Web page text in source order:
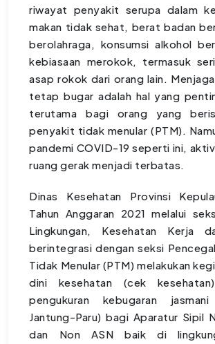
riwayat penyakit serupa dalam
makan tidak sehat, berat badan
berolahraga, konsumsi alkohol
kebiasaan merokok, termasuk
asap rokok dari orang lain.
tetap bugar adalah hal yang
terutama bagi orang yang
penyakit tidak menular (PTM).
pandemi COVID-19 seperti ini,
ruang gerak menjadi terbatas.
Dinas Kesehatan Provinsi
Tahun Anggaran 2021 melalui
Lingkungan, Kesehatan Kerja
berintegrasi dengan seksi
Tidak Menular (PTM) melakukan
dini kesehatan (cek
pengukuran kebugaran jasmani
Jantung-Paru) bagi Aparatur Sipil
dan Non ASN baik di